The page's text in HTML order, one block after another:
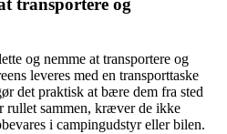
og nemme at transportere og
leveres med en transporttaske
det praktisk at bære dem fra sted
rullet sammen, kræver de ikke
i campingudstyr eller bilen.